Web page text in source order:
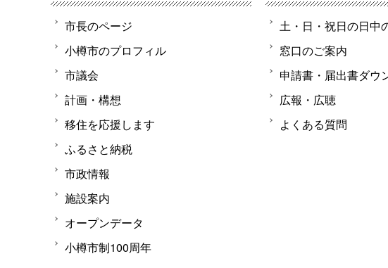
市長のページ
小樽市のプロフィル
市議会
計画・構想
移住を応援します
ふるさと納税
市政情報
施設案内
オープンデータ
小樽市制100周年
土・日・祝日の日中
窓口のご案内
申請書・届出書ダウ
広報・広聴
よくある質問